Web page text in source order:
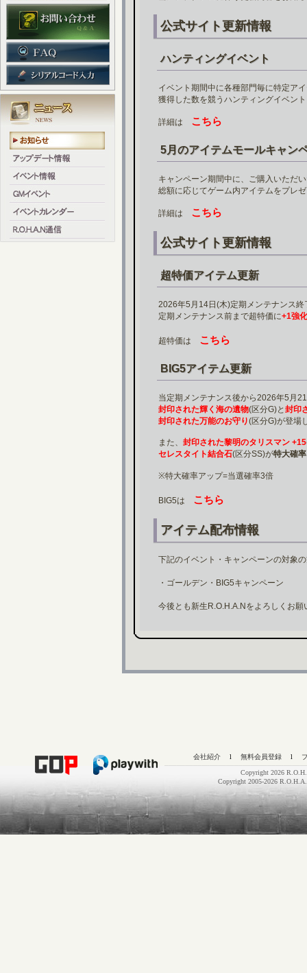
公式サイト更新情報
ハンティングイベント
イベント期間中に各種部門毎に特定ア
獲得した数を競うハンティングイベン
詳細は こちら
5月のアイテムモールキャン
キャンペーン期間中に、ご購入いただ
総額に応じてゲーム内アイテムをプレ
詳細は こちら
公式サイト更新情報
超特価アイテム更新
2026年5月14日(木)定期メンテナンス
定期メンテナンス前まで超特価に+1強
超特価は こちら
BIG5アイテム更新
当定期メンテナンス後から2026年5月
封印された輝く海の遺物(区分G)と 封印
封印された万能のお守り(区分G)が登場
また、 封印された黎明のタリスマン +15
セレスタイト結合石(区分SS)が特大確
※特大確率アップ=当選確率3倍
BIG5は こちら
アイテム配布情報
下記のイベント・キャンペーンの対象
・ゴールデン・BIG5キャンペーン
今後とも新生R.O.H.A.Nをよろしくお願
会社紹介 l 無料会員登録 l
Copyright 2026
Copyright 2005-2026